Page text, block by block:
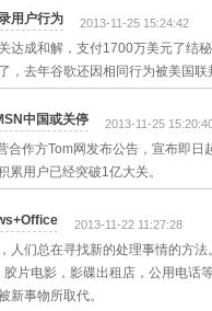
用户行为 2013-11-25 15:24:42
达成和解，支付1700万美元了结
，去年谷歌还因相同行为被美国联
中国或关停 2013-11-25
合作方Tom网发布公告，宣布即
累用户已经突破1亿大关。
2013-11-22 11:27:28
人们总在寻找新的处理事情的方
片电影，影碟出租店，公用电话
新事物所取代。